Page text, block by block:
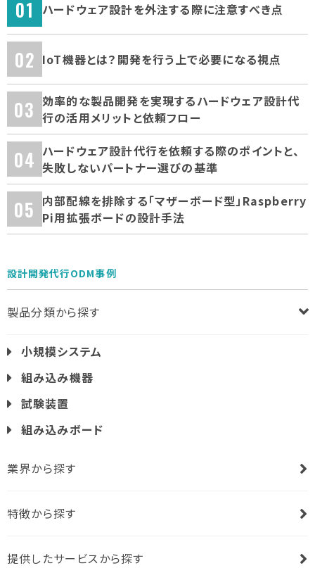
ハードウェア設計を外注する際に注意すべき点
IoT機器とは？開発を行う上で必要になる視点
効率的な製品開発を実現するハードウェア設計代
行の活用メリットと依頼フロー
ハードウェア設計代行を依頼する際のポイントと、
失敗しないパートナー選びの基準
内部配線を排除する「マザーボード型」Raspberry
Pi用拡張ボードの設計手法
設計開発代行ODM事例
製品分類から探す
小規模システム
組み込み機器
試験装置
組み込みボード
業界から探す
特徴から探す
提供したサービスから探す